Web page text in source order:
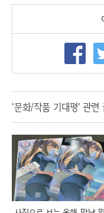
'문화/작품 기대평' 관련